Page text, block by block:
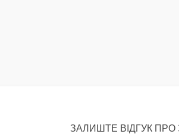
ЗАЛИШТЕ ВІДГУК ПРО